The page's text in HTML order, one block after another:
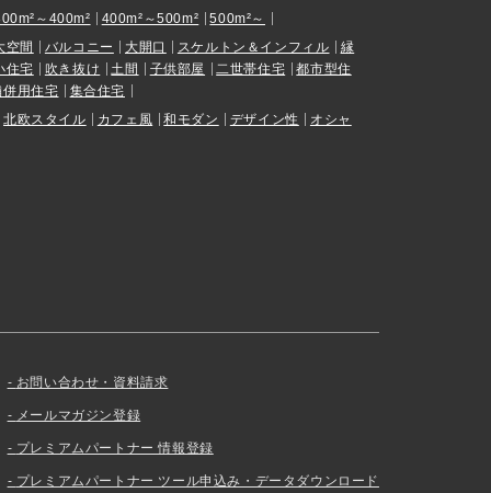
～400m²
400m²～500m²
500m²～
空間
バルコニー 大開口 スケルトン＆インフィル
縁
住宅
吹き抜け 土間 子供部屋 二世帯住宅
都市型住
併用住宅
集合住宅
北欧スタイル
カフェ風 和モダン デザイン性 オシャ
お問い合わせ・資料請求
メールマガジン登録
プレミアムパートナー 情報登録
プレミアムパートナー ツール申込み・データダウンロード